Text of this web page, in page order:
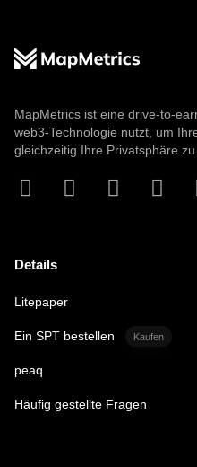
MapMetrics ist eine drive-to-
web3-Technologie nutzt, um
gleichzeitig Ihre Privatsphäre zu
Details
Litepaper
Ein SPT bestellen Kaufen
peaq
Häufig gestellte Fragen